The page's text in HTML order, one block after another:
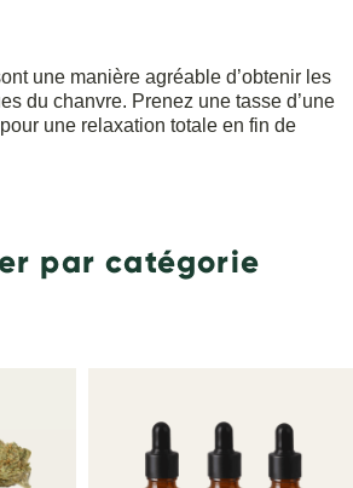
une manière agréable d’obtenir les
du chanvre. Prenez une tasse d’une
une relaxation totale en fin de
par catégorie